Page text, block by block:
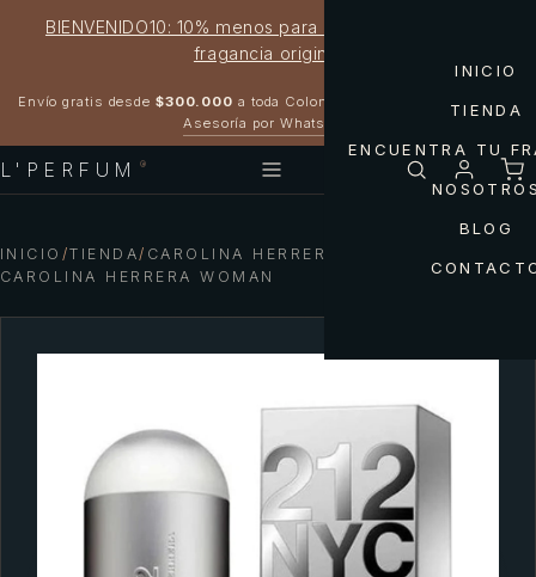
BIENVENIDO10: 10% menos para estrenar tu próxima
fragancia original
Envío gratis desde $300.000 a toda Colombia
Asesoría por WhatsApp
L'PERFUM ®
INICIO
TIENDA
ENCUENTRA TU
BLOG
INICIO /TIENDA/ CAROLINA HERRERA — 212 NYC
CAROLINA HERRERA WOMAN